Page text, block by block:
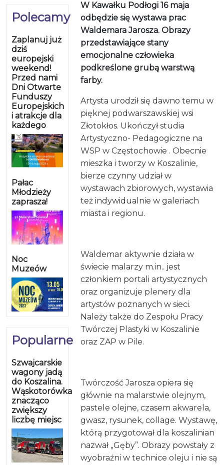
Polecamy
Zaplanuj już
dziś
europejski
weekend!
Przed nami
Dni Otwarte
Funduszy
Europejskich
i atrakcje dla
każdego
Pałac
Młodzieży
zaprasza!
Noc
Muzeów
Popularne
Szwajcarskie
wagony jadą
do Koszalina.
Wąskotorówka
znacząco
zwiększy
liczbę miejsc
W Kawałku Podłogi 16 maja
odbędzie się wystawa prac
Waldemara Jarosza. Obrazy
przedstawiające stany
emocjonalne człowieka
podkreślone grubą warstwą
farby.
Artysta urodził się dawno temu w
pięknej podwarszawskiej wsi
Złotokłos. Ukończył studia
Artystyczno- Pedagogiczne na
WSP w Częstochowie . Obecnie
mieszka i tworzy w Koszalinie,
bierze czynny udział w
wystawach zbiorowych, wystawia
też indywidualnie w galeriach
miasta i regionu.
Waldemar aktywnie działa w
świecie malarzy m.in.. jest
członkiem portali artystycznych
oraz organizuje plenery dla
artystów poznanych w sieci.
Należy także do Zespołu Pracy
Twórczej Plastyki w Koszalinie
oraz ZAP w Pile.
Twórczość Jarosza opiera się
głównie na malarstwie olejnym,
pastele olejne, czasem akwarela,
gwasz, rysunek, collage. Wystawę,
którą przygotował dla koszalinian
nazwał „Gęby”. Obrazy powstały z
wyobraźni w technice oleju i nie są